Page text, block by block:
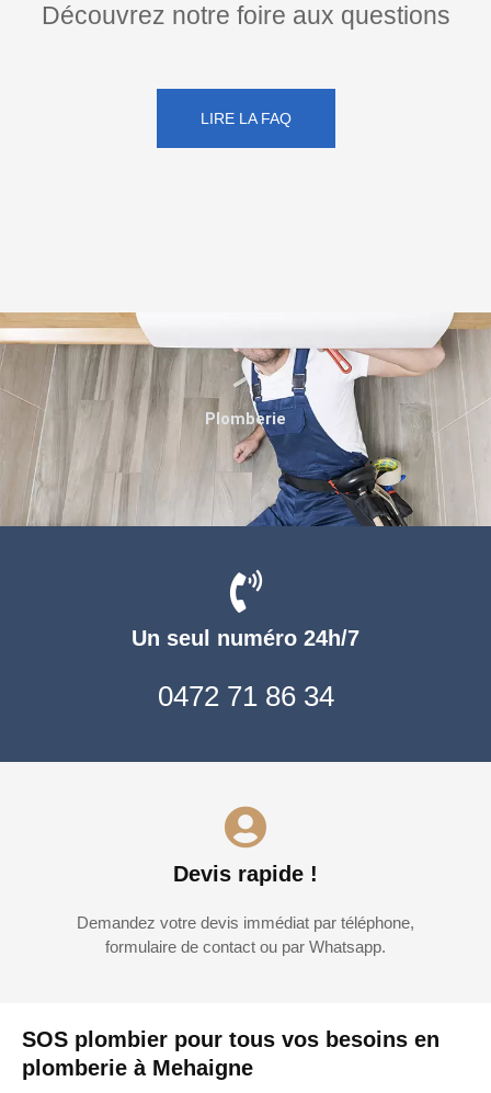
Découvrez notre foire aux questions
LIRE LA FAQ
SOS plombier pour tous vos besoins en
plomberie à Mehaigne
Un seul numéro 24h/7
0472 71 86 34
Devis rapide !
Demandez votre devis immédiat par téléphone,
formulaire de contact ou par Whatsapp.
Plomberie